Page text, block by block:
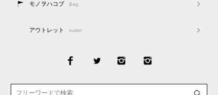
モノヲハコブ Bag
アウトレット outlet